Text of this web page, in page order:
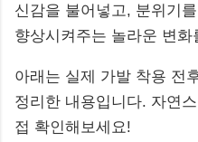
신감을 불어넣고, 분위기
향상시켜주는 놀라운 변화
아래는 실제 가발 착용 전
정리한 내용입니다. 자연
접 확인해보세요!